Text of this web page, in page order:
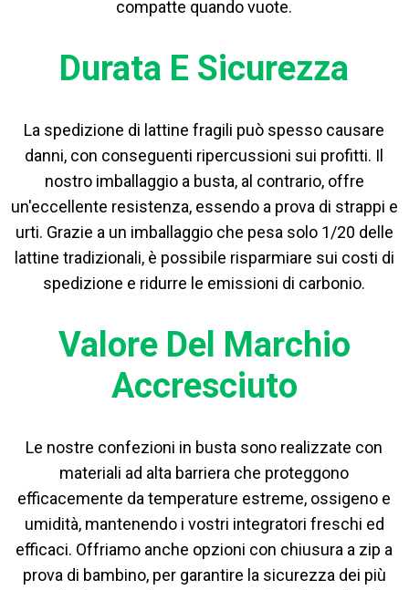
compatte quando vuote.
Durata E Sicurezza
La spedizione di lattine fragili può spesso causare
danni, con conseguenti ripercussioni sui profitti. Il
nostro imballaggio a busta, al contrario, offre
un'eccellente resistenza, essendo a prova di strappi e
urti. Grazie a un imballaggio che pesa solo 1/20 delle
lattine tradizionali, è possibile risparmiare sui costi di
spedizione e ridurre le emissioni di carbonio.
Valore Del Marchio
Accresciuto
Le nostre confezioni in busta sono realizzate con
materiali ad alta barriera che proteggono
efficacemente da temperature estreme, ossigeno e
umidità, mantenendo i vostri integratori freschi ed
efficaci. Offriamo anche opzioni con chiusura a zip a
prova di bambino, per garantire la sicurezza dei più